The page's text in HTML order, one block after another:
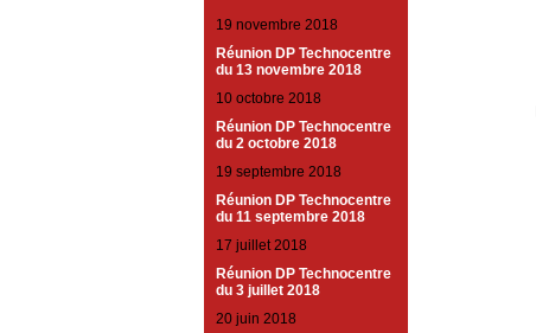
19 novembre 2018
Réunion DP Technocentre
du 13 novembre 2018
10 octobre 2018
Réunion DP Technocentre
du 2 octobre 2018
19 septembre 2018
Réunion DP Technocentre
du 11 septembre 2018
17 juillet 2018
Réunion DP Technocentre
du 3 juillet 2018
20 juin 2018